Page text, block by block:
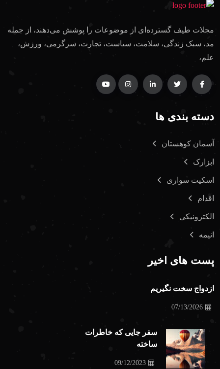
مجلات طیف گسترده‌ای از موضوعات را پوشش می‌دهند، از جمله
مد، سبک زندگی، سلامت، سیاست، تجارت، سرگرمی، ورزش،
علم،
دسته بندی ها
آسمان کوهستان
ابزارک
اسکیت سواری
اقدام
الکترونیکی
انیمه
پست های اخیر
ازدواج سخت نگیریم
07/13/2026
سفر جایی که خاطرات
ساخته
09/12/2023